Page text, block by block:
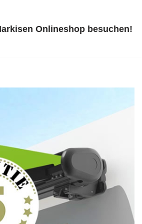
Onlineshop besuchen!